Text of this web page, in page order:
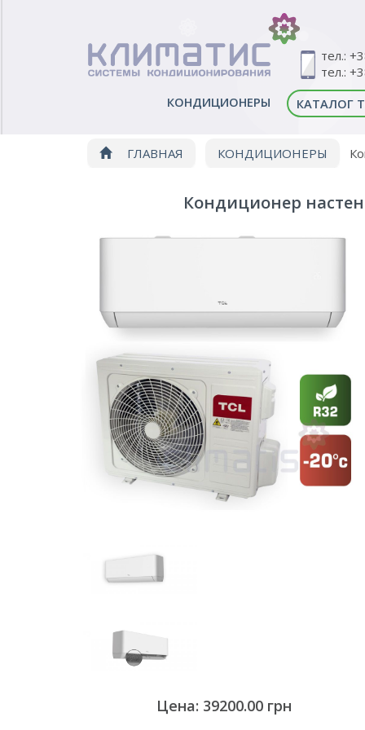
тел.:
тел.:
КОНДИЦИОНЕРЫ
КАТАЛОГ
ГЛАВНАЯ КОНДИЦИОНЕРЫ
Кондиционер
Цена: 39200.00 грн